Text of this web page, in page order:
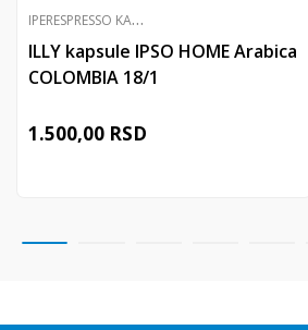
I
PERESPRESSO KAPSULE
ILLY kapsule IPSO HOME Arabica
COLOMBIA 18/1
1.500,00 RSD